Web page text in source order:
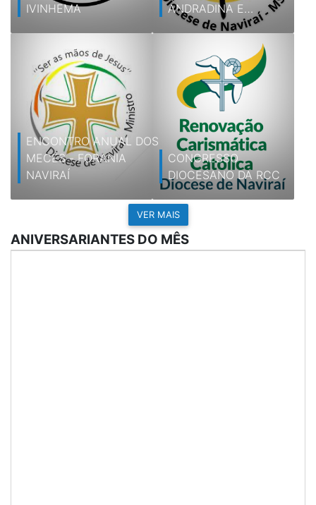
IVINHEMA
ANDRADINA E
IVINHEMA
ENCONTRO ANUAL DOS
MECES - FORANIA
NAVIRAÍ
CONGRESSO
DIOCESANO DA RCC
VER MAIS
ANIVERSARIANTES DO MÊS